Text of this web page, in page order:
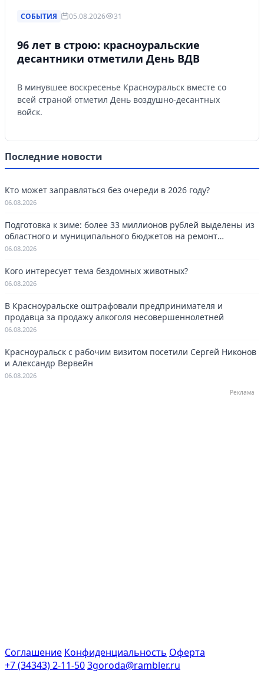
СОБЫТИЯ 05.08.2026 31
96 лет в строю: красноуральские
десантники отметили День ВДВ
В минувшее воскресенье Красноуральск вместе со
всей страной отметил День воздушно-десантных
войск.
Последние новости
Кто может заправляться без очереди в 2026 году?
06.08.2026
Подготовка к зиме: более 33 миллионов рублей выделены из
областного и муниципального бюджетов на ремонт
котельных в Красноуральске.
06.08.2026
Кого интересует тема бездомных животных?
06.08.2026
В Красноуральске оштрафовали предпринимателя и
продавца за продажу алкоголя несовершеннолетней
06.08.2026
Красноуральск с рабочим визитом посетили Сергей Никонов
и Александр Вервейн
06.08.2026
Реклама
Соглашение Конфиденциальность Оферта
+7 (34343) 2-11-503goroda@rambler.ru